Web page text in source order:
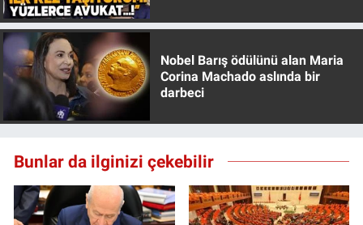
Nobel Barış ödülünü alan Maria
Corina Machado aslında bir
darbeci
Bunlar da ilginizi çekebilir